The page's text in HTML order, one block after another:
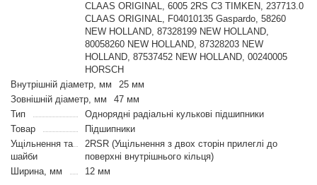
CLAAS ORIGINAL, 6005 2RS C3 TIMKEN, 237713.0
CLAAS ORIGINAL, F04010135 Gaspardo, 58260
NEW HOLLAND, 87328199 NEW HOLLAND,
80058260 NEW HOLLAND, 87328203 NEW
HOLLAND, 87537452 NEW HOLLAND, 00240005
HORSCH
Внутрішній діаметр, мм
25 мм
Зовнішній діаметр, мм
47 мм
Тип
Однорядні радіальні кулькові підшипники
Товар
Підшипники
Ущільнення та
шайби
2RSR (Ущільнення з двох сторін прилеглі до
поверхні внутрішнього кільця)
Ширина, мм
12 мм